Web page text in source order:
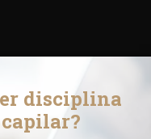
disciplina